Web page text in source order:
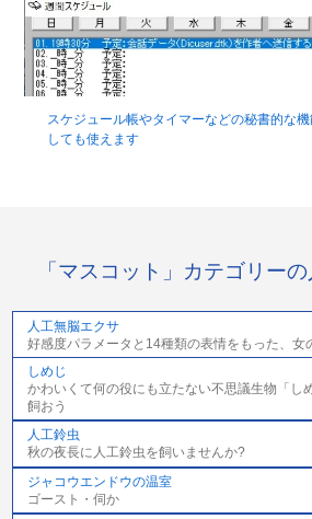
スケジュール帳やタイマーなどの秘書的な
しても使えます
「マスコット」カテゴリー
人工無脳エクサ
好感度パラメータと14種類の表情をもった、女
しめじ
かわいくて何の役にも立たない不思議生物「し
飼おう
人工鈴虫
秋の夜長に人工鈴虫を飼いませんか?
ジャコウエンドウの温室
ゴースト・伺か